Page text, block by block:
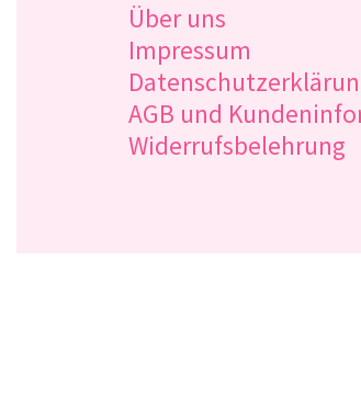
Über uns
Impressum
AGB und
Widerrufsbelehrung